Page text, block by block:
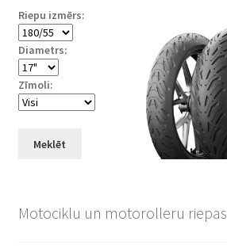
Riepu izmērs:
Diametrs:
Zīmoli:
Meklēt
Motociklu un motorolleru riepas